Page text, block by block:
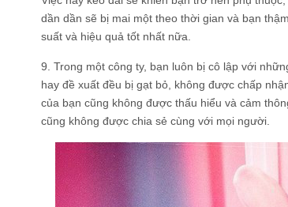
dần dần sẽ bị mai một theo thời gian và bạn
suất và hiệu quả tốt nhất nữa.
9. Trong một công ty, bạn luôn bị cô lập với
hay đề xuất đều bị gạt bỏ, không được chấp
của bạn cũng không được thấu hiểu và cảm
cũng không được chia sẻ cùng với mọi người.